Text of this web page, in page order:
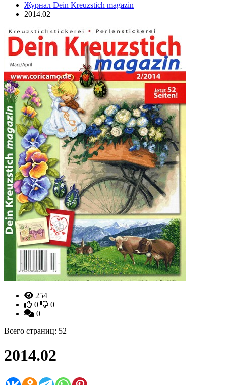
Журнал Dein Kreuzstich magazin
2014.02
254
0
0
0
Всего страниц: 52
2014.02